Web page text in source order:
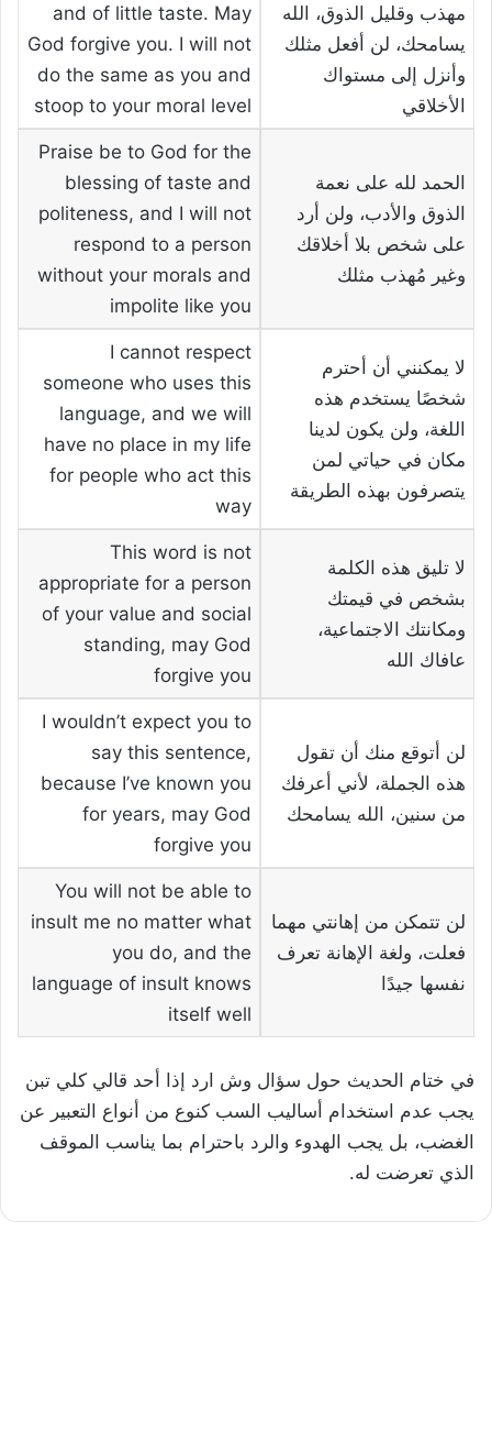
مهذب وقليل الذوق، الله
يسامحك، لن أفعل مثلك
وأنزل إلى مستواك
الأخلاقي
and of little taste. May
God forgive you. I will not
do the same as you and
stoop to your moral level
الحمد لله على نعمة
الذوق والأدب، ولن أرد
على شخص بلا أخلاقك
وغير مُهذب مثلك
Praise be to God for the
blessing of taste and
politeness, and I will not
respond to a person
without your morals and
impolite like you
لا يمكنني أن أحترم
شخصًا يستخدم هذه
اللغة، ولن يكون لدينا
مكان في حياتي لمن
يتصرفون بهذه الطريقة
I cannot respect
someone who uses this
language, and we will
have no place in my life
for people who act this
way
لا تليق هذه الكلمة
بشخص في قيمتك
ومكانتك الاجتماعية،
عافاك الله
This word is not
appropriate for a person
of your value and social
standing, may God
forgive you
لن أتوقع منك أن تقول
هذه الجملة، لأني أعرفك
من سنين، الله يسامحك
I wouldn’t expect you to
say this sentence,
because I’ve known you
for years, may God
forgive you
لن تتمكن من إهانتي مهما
فعلت، ولغة الإهانة تعرف
نفسها جيدًا
You will not be able to
insult me ​​no matter what
you do, and the
language of insult knows
itself well
في ختام الحديث حول سؤال وش ارد إذا أحد قالي كلي تبن
يجب عدم استخدام أساليب السب كنوع من أنواع التعبير عن
الغضب، بل يجب الهدوء والرد باحترام بما يناسب الموقف
الذي تعرضت له.